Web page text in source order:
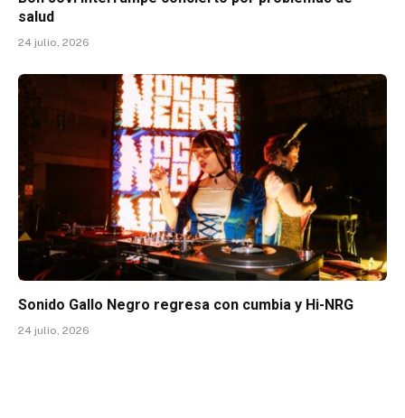
salud
24 julio, 2026
Sonido Gallo Negro regresa con cumbia y Hi-NRG
24 julio, 2026